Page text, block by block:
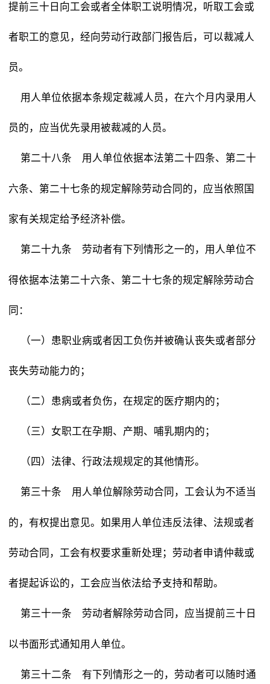
提前三十日向工会或者全体职工说明情况，听取工会或
者职工的意见，经向劳动行政部门报告后，可以裁减人
员。
用人单位依据本条规定裁减人员，在六个月内录用人
员的，应当优先录用被裁减的人员。
第二十八条 用人单位依据本法第二十四条、第二十
六条、第二十七条的规定解除劳动合同的，应当依照国
家有关规定给予经济补偿。
第二十九条 劳动者有下列情形之一的，用人单位不
得依据本法第二十六条、第二十七条的规定解除劳动合
同：
（一）患职业病或者因工负伤并被确认丧失或者部分
丧失劳动能力的；
（二）患病或者负伤，在规定的医疗期内的；
（三）女职工在孕期、产期、哺乳期内的；
（四）法律、行政法规规定的其他情形。
第三十条 用人单位解除劳动合同，工会认为不适当
的，有权提出意见。如果用人单位违反法律、法规或者
劳动合同，工会有权要求重新处理；劳动者申请仲裁或
者提起诉讼的，工会应当依法给予支持和帮助。
第三十一条 劳动者解除劳动合同，应当提前三十日
以书面形式通知用人单位。
第三十二条 有下列情形之一的，劳动者可以随时通